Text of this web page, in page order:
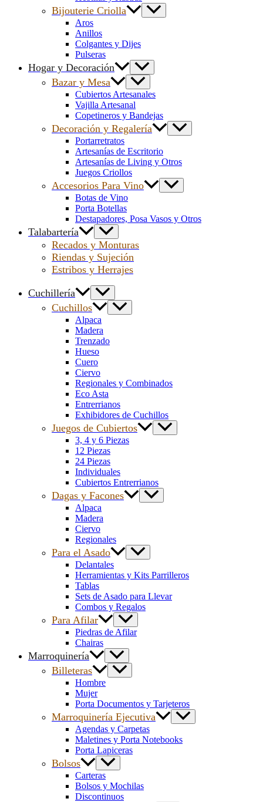
Bijouterie Criolla
Aros
Anillos
Colgantes y Dijes
Pulseras
Hogar y Decoración
Bazar y Mesa
Cubiertos Artesanales
Vajilla Artesanal
Copetineros y Bandejas
Decoración y Regalería
Portarretratos
Artesanías de Escritorio
Artesanías de Living y Otros
Juegos Criollos
Accesorios Para Vino
Botas de Vino
Porta Botellas
Destapadores, Posa Vasos y Otros
Talabartería
Recados y Monturas
Riendas y Sujeción
Estribos y Herrajes
Cuchillería
Cuchillos
Alpaca
Madera
Trenzado
Hueso
Cuero
Ciervo
Regionales y Combinados
Eco Asta
Entrerrianos
Exhibidores de Cuchillos
Juegos de Cubiertos
3, 4 y 6 Piezas
12 Piezas
24 Piezas
Individuales
Cubiertos Entrerrianos
Dagas y Facones
Alpaca
Madera
Ciervo
Regionales
Para el Asado
Delantales
Herramientas y Kits Parrilleros
Tablas
Sets de Asado para Llevar
Combos y Regalos
Para Afilar
Piedras de Afilar
Chairas
Marroquinería
Billeteras
Hombre
Mujer
Porta Documentos y Tarjeteros
Marroquinería Ejecutiva
Agendas y Carpetas
Maletines y Porta Notebooks
Porta Lapiceras
Bolsos
Carteras
Bolsos y Mochilas
Discontinuos